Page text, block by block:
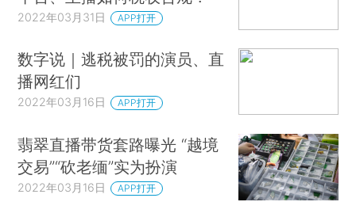
2022年03月31日 APP打开
数字说｜逃税被罚的演员、直
播网红们
2022年03月16日 APP打开
翡翠直播带货套路曝光 “越境
交易”“砍老缅”实为扮演
2022年03月16日 APP打开